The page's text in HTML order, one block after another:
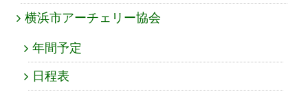
横浜市アーチェリー協会
年間予定
日程表